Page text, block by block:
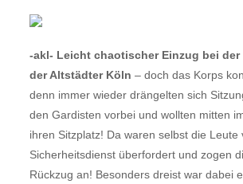
-akl- Leicht chaotischer Einzug bei
der Altstädter Köln – doch das Korps
denn immer wieder drängelten sich
den Gardisten vorbei und wollten mitten
ihren Sitzplatz! Da waren selbst die Leute
Sicherheitsdienst überfordert und zogen
Rückzug an! Besonders dreist war dabei